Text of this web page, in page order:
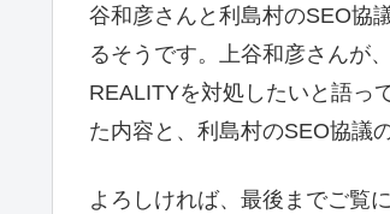
谷和彦さんと利島村のSEO協
るそうです。上谷和彦さんが
REALITYを対処したいと語っ
た内容と、利島村のSEO協議
よろしければ、最後までご覧